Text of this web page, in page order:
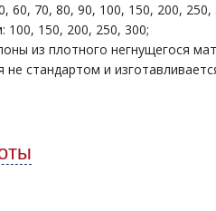
60, 70, 80, 90, 100, 150, 200, 250,
100, 150, 200, 250, 300;
из плотного негнущегося
не стандартом и